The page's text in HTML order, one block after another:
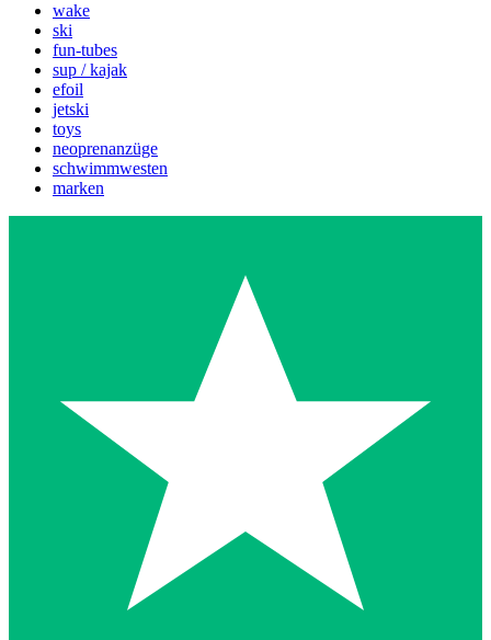
wake
ski
fun-tubes
sup / kajak
efoil
jetski
toys
neoprenanzüge
schwimmwesten
marken